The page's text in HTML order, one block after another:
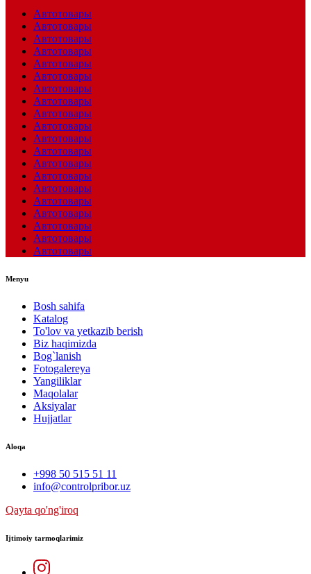
Автотовары
Автотовары
Автотовары
Автотовары
Автотовары
Автотовары
Автотовары
Автотовары
Автотовары
Автотовары
Автотовары
Автотовары
Автотовары
Автотовары
Автотовары
Автотовары
Автотовары
Автотовары
Автотовары
Автотовары
Menyu
Bosh sahifa
Katalog
To'lov va yetkazib berish
Biz haqimizda
Bog`lanish
Fotogalereya
Yangiliklar
Maqolalar
Aksiyalar
Hujjatlar
Aloqa
+998 50 515 51 11
info@controlpribor.uz
Qayta qo'ng'iroq
Ijtimoiy tarmoqlarimiz